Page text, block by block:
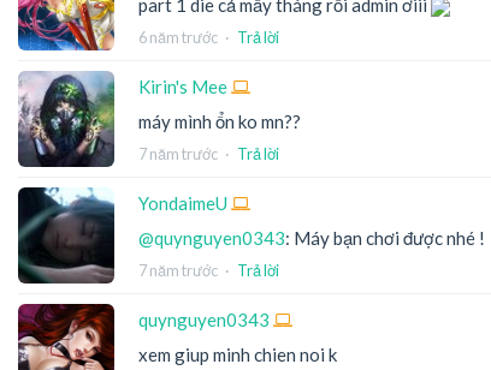
part 1 die cả mấy tháng rồi admin ơiii
6 năm trước · Trả lời
Kirin's Mee
máy mình ổn ko mn??
7 năm trước · Trả lời
YondaimeU
@quynguyen0343: Máy bạn chơi được nhé !
7 năm trước · Trả lời
quynguyen0343
xem giup minh chien noi k